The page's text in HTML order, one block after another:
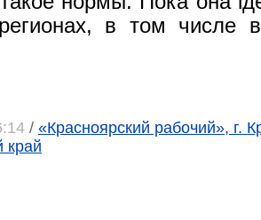
в том числе в
/ «Красноярский рабочий», г.
край